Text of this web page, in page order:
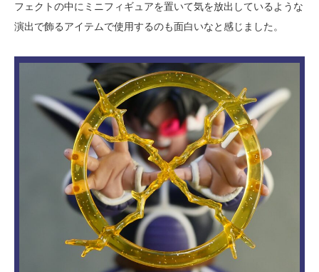
フェクトの中にミニフィギュアを置いて気を放出しているような
演出で飾るアイテムで使用するのも面白いなと感じました。